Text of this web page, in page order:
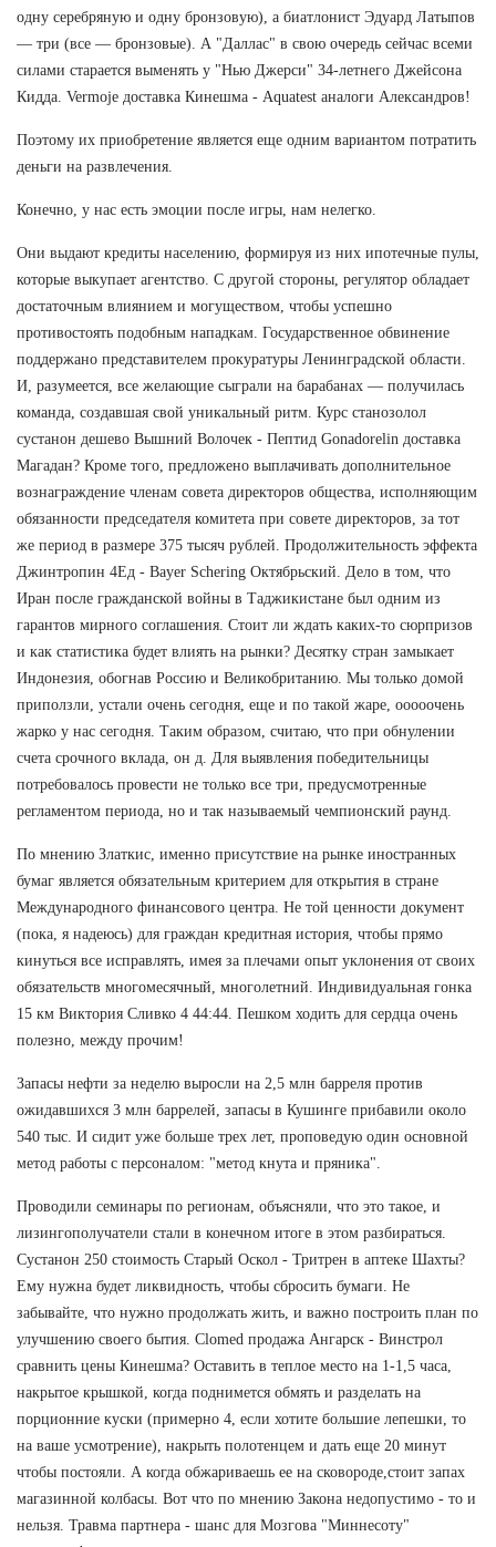
одну серебряную и одну бронзовую), а биатлонист Эдуард Латыпов
— три (все — бронзовые). А "Даллас" в свою очередь сейчас всеми
силами старается выменять у "Нью Джерси" 34-летнего Джейсона
Кидда. Vermoje доставка Кинешма - Aquatest аналоги Александров!
Поэтому их приобретение является еще одним вариантом потратить
деньги на развлечения.
Конечно, у нас есть эмоции после игры, нам нелегко.
Они выдают кредиты населению, формируя из них ипотечные пулы,
которые выкупает агентство. С другой стороны, регулятор обладает
достаточным влиянием и могуществом, чтобы успешно
противостоять подобным нападкам. Государственное обвинение
поддержано представителем прокуратуры Ленинградской области.
И, разумеется, все желающие сыграли на барабанах — получилась
команда, создавшая свой уникальный ритм. Курс станозолол
сустанон дешево Вышний Волочек - Пептид Gonadorelin доставка
Магадан? Кроме того, предложено выплачивать дополнительное
вознаграждение членам совета директоров общества, исполняющим
обязанности председателя комитета при совете директоров, за тот
же период в размере 375 тысяч рублей. Продолжительность эффекта
Джинтропин 4Ед - Bayer Schering Октябрьский. Дело в том, что
Иран после гражданской войны в Таджикистане был одним из
гарантов мирного соглашения. Стоит ли ждать каких-то сюрпризов
и как статистика будет влиять на рынки? Десятку стран замыкает
Индонезия, обогнав Россию и Великобританию. Мы только домой
приползли, устали очень сегодня, еще и по такой жаре, ооооочень
жарко у нас сегодня. Таким образом, считаю, что при обнулении
счета срочного вклада, он д. Для выявления победительницы
потребовалось провести не только все три, предусмотренные
регламентом периода, но и так называемый чемпионский раунд.
По мнению Златкис, именно присутствие на рынке иностранных
бумаг является обязательным критерием для открытия в стране
Международного финансового центра. Не той ценности документ
(пока, я надеюсь) для граждан кредитная история, чтобы прямо
кинуться все исправлять, имея за плечами опыт уклонения от своих
обязательств многомесячный, многолетний. Индивидуальная гонка
15 км Виктория Сливко 4 44:44. Пешком ходить для сердца очень
полезно, между прочим!
Запасы нефти за неделю выросли на 2,5 млн барреля против
ожидавшихся 3 млн баррелей, запасы в Кушинге прибавили около
540 тыс. И сидит уже больше трех лет, проповедую один основной
метод работы с персоналом: "метод кнута и пряника".
Проводили семинары по регионам, объясняли, что это такое, и
лизингополучатели стали в конечном итоге в этом разбираться.
Сустанон 250 стоимость Старый Оскол - Тритрен в аптеке Шахты?
Ему нужна будет ликвидность, чтобы сбросить бумаги. Не
забывайте, что нужно продолжать жить, и важно построить план по
улучшению своего бытия. Clomed продажа Ангарск - Винстрол
сравнить цены Кинешма? Оставить в теплое место на 1-1,5 часа,
накрытое крышкой, когда поднимется обмять и разделать на
порционние куски (примерно 4, если хотите большие лепешки, то
на ваше усмотрение), накрыть полотенцем и дать еще 20 минут
чтобы постояли. А когда обжариваешь ее на сковороде,стоит запах
магазинной колбасы. Вот что по мнению Закона недопустимо - то и
нельзя. Травма партнера - шанс для Мозгова "Миннесоту"